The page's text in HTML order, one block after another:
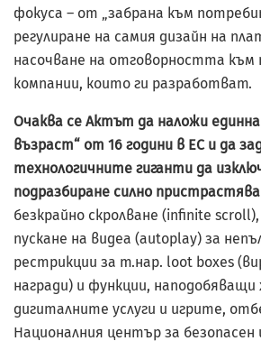
фокуса – от „забрана към
регулиране на самия дизайн на
насочване на отговорността към
компании, които ги разработват.
Очаква се Актът да наложи
възраст“ от 16 години в ЕС и да
технологичните гиганти да
подразбиране силно
безкрайно скролване (infinite
пускане на видеа (autoplay) за
рестрикции за т.нар. loot boxes
награди) и функции, наподобяващи
дигиталните услуги и игрите,
Националния център за